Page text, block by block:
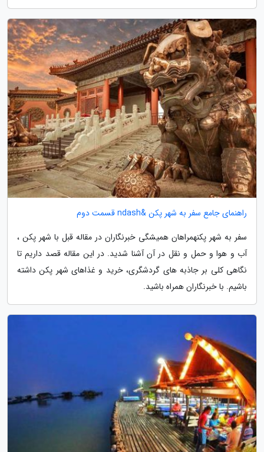
راهنمای جامع سفر به شهر پکن &ndash قسمت دوم
سفر به شهر پکنهمراهان همیشگی خبرنگاران در مقاله قبل با شهر پکن ،
آب و هوا و حمل و نقل در آن آشنا شدید. در این مقاله قصد داریم تا
نگاهی کلی بر جاذبه های گردشگری، خرید و غذاهای شهر پکن داشته
باشیم. با خبرنگاران همراه باشید.